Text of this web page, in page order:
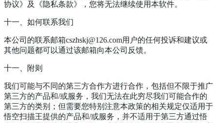
协议》及《隐私条款》，您将无法继续使用本软件。
十一、如何联系我们
本公司的联系邮箱cszhskj@126.com用户的任何投诉和建议或
其他问题都可以通过该邮箱向本公司反馈。
十一、附则
我们可能与不同的第三方合作方进行合作，包括但不限于推广
第三方的产品和/或服务，我们无法在此穷尽我们可能合作的
第三方的类别；但需要您特别注意本政策的相关规定仅适用于
悟空扫描王提供的产品和/或服务，并不适用于第三方通过悟